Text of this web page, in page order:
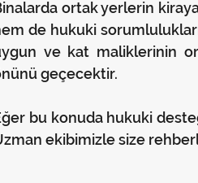
ortak yerlerin
de hukuki
ve kat maliklerinin
geçecektir.
bu konuda hukuki
ekibimizle size